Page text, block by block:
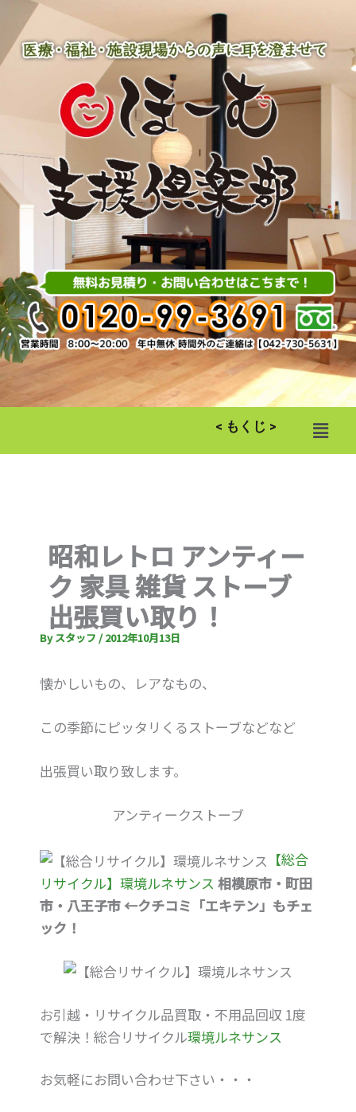
を
< もくじ > メ
ニ
ュ
昭和レトロ アンティー
ク 家具 雑貨 ストーブ
出張買い取り！
Byスタッフ /2012年10月13日
懐かしいもの、レアなもの、
この季節にピッタリくるストーブなどなど
出張買い取り致します。
アンティークストーブ
【総合
リサイクル】環境ルネサンス 相模原市・町田
市・八王子市 ←クチコミ「エキテン」もチェ
ック！
お引越・リサイクル品買取・不用品回収 1度
で解決！総合リサイクル環境ルネサンス
お気軽にお問い合わせ下さい・・・